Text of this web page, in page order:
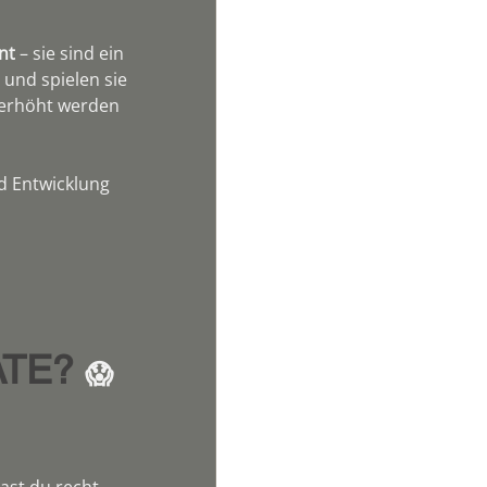
– sie sind ein
spielen sie
werden
Entwicklung
😱